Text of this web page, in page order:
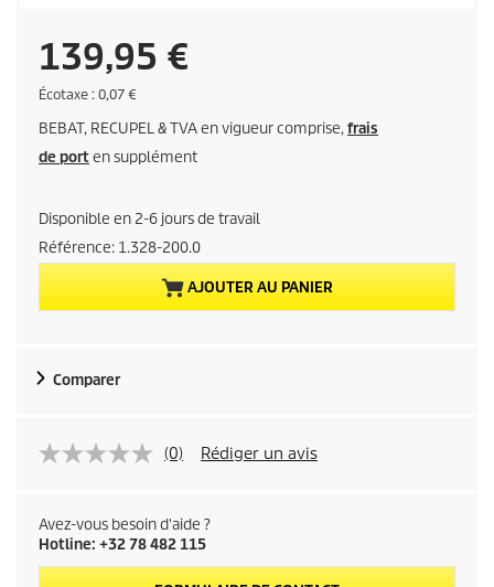
P
r
i
a
c
u
l
d
u
139,95 €
É
o
t
a
Écotaxe : 0,07 €
BEBAT, RECUPEL & TVA en vigueur comprise,frais
de porten supplément
Disponible en 2-6 jours de travail
Référence: 1.328-200.0
AJOUTER AU PANIER
Comparer
(0) Rédiger un avis
Avez-vous besoin d'aide ?
Hotline: +32 78 482 115